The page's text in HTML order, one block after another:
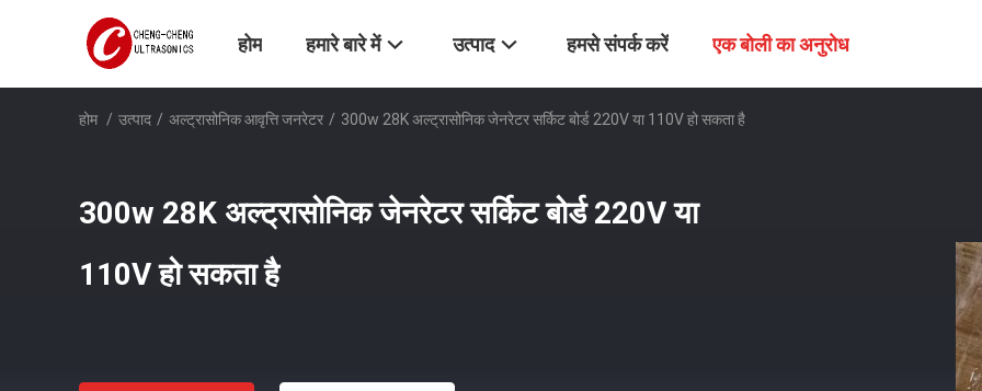
होम हमारे बारे में उत्पाद हमसे संपर्क करें एक बोली का अनुरोध
होम / उत्पाद / अल्ट्रासोनिक आवृत्ति जनरेटर / 300w 28K अल्ट्रासोनिक जेनरेटर सर्किट बोर्ड 220V या 110V हो सकता है
300w 28K अल्ट्रासोनिक जेनरेटर सर्किट बोर्ड 220V या
110V हो सकता है